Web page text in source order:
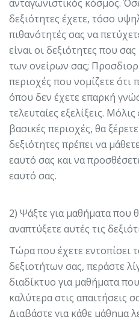
ανταγωνιστικός κόσμος.
δεξιότητες έχετε, τόσο
πιθανότητές σας να
είναι οι δεξιότητες που
των ονείρων σας;
περιοχές που νομίζετε ότι
όπου δεν έχετε επαρκή
τελευταίες εξελίξεις.
βασικές περιοχές, θα
δεξιότητες πρέπει να
εαυτό σας και να
εαυτό σας.
2) Ψάξτε για μαθήματα που
αναπτύξετε αυτές τις
Τώρα που έχετε εντοπίσει
δεξιοτήτων σας, περάστε
διαδίκτυο για μαθήματα
καλύτερα στις απαιτήσεις
Διαβάστε για κάθε μάθημα